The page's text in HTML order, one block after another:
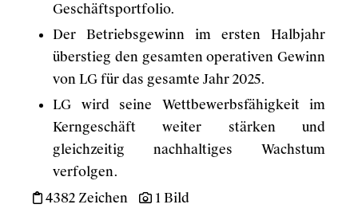
Geschäftsportfolio.
Der Betriebsgewinn im ersten Halbjahr
überstieg den gesamten operativen Gewinn
von LG für das gesamte Jahr 2025.
LG wird seine Wettbewerbsfähigkeit im
Kerngeschäft weiter stärken und
gleichzeitig nachhaltiges Wachstum
verfolgen.
4382 Zeichen
1 Bild